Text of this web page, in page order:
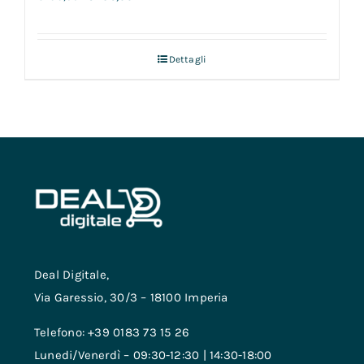
Dettagli
Deal Digitale,
Via Garessio, 30/3 – 18100 Imperia
Telefono: +39 0183 73 15 26
Lunedi/Venerdì – 09:30-12:30 | 14:30-18:00